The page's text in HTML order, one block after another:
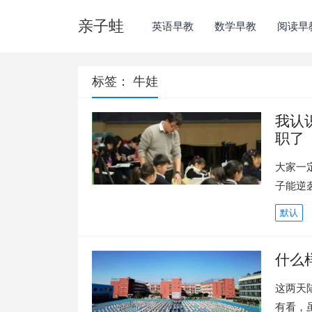
亲子蛙 英语早教 数学早教 阅读早
标签： 牛娃
我认
职了
大家一
子能逆
默认
什么
这两天
有看，